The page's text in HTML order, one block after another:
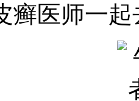
癣医师一